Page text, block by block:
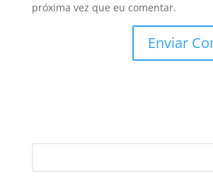
próxima vez que eu comentar.